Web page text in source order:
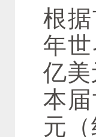
根
年
亿
本
元